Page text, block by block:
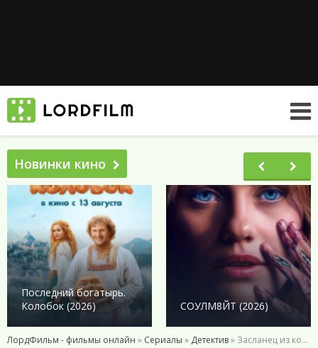
Новинки кино
Последний богатырь.
Колобок (2026)
СОУЛМ8ЙТ (2026)
ЛордФильм - фильмы онлайн » Сериалы » Детектив» Засланец из космоса (1-4 Сезон)